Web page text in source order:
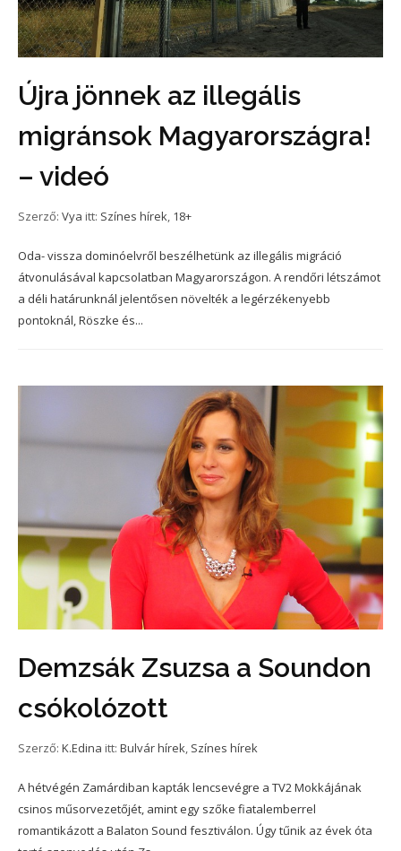
Újra jönnek az illegális
migránsok Magyarországra!
– videó
Szerző: Vya itt: Színes hírek, 18+
Oda- vissza dominóelvről beszélhetünk az illegális migráció
átvonulásával kapcsolatban Magyarországon. A rendőri létszámot
a déli határunknál jelentősen növelték a legérzékenyebb
pontoknál, Röszke és...
Demzsák Zsuzsa a Soundon
csókolózott
Szerző: K.Edina itt: Bulvár hírek, Színes hírek
A hétvégén Zamárdiban kapták lencsevégre a TV2 Mokkájának
csinos műsorvezetőjét, amint egy szőke fiatalemberrel
romantikázott a Balaton Sound fesztiválon. Úgy tűnik az évek óta